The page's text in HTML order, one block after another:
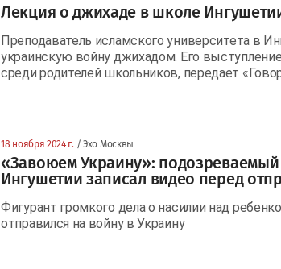
Лекция о джихаде в школе
Преподаватель исламского университета в
украинскую войну джихадом. Его
среди родителей школьников, передает
18 ноября 2024 г. / Эхо Москвы
«Завоюем Украину»:
Ингушетии записал видео перед
Фигурант громкого дела о насилии над
отправился на войну в Украину